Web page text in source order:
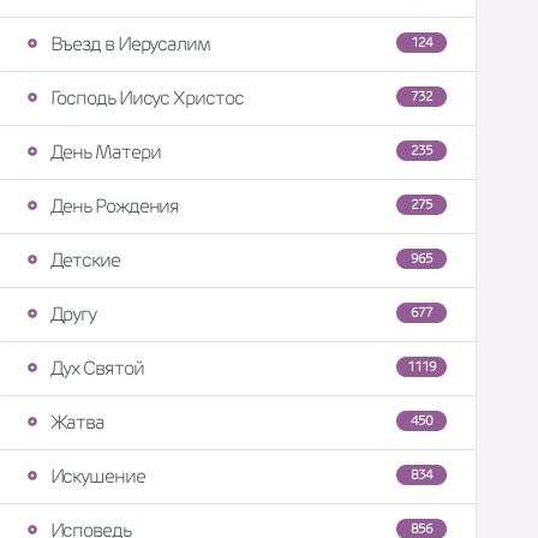
124
Въезд в Иерусалим
732
Господь Иисус Христос
235
День Матери
275
День Рождения
965
Детские
677
Другу
1119
Дух Святой
450
Жатва
834
Искушение
856
Исповедь